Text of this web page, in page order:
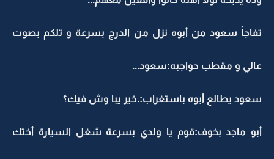
تفاجأ سعود من أبوه نزل من الدرج بسرعة و تلكم بصوت
عالي و مقطب حواجبه:سعود...
سعود يطالع أبوه باستغراب:.خير يبا وش فيك؟
أبو ماجد بخوف:قوم يا ولدي بسرعة شغل السيارة أختك